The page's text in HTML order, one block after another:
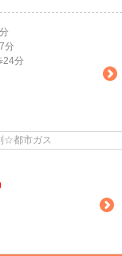
分
24分
☆都市ガス